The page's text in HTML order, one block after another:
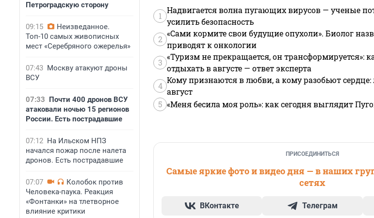
Петроградскую сторону
09:15
Неизведанное.
Топ-10 самых живописных
мест «Серебряного ожерелья»
07:43 Москву атакуют дроны
ВСУ
07:33 Почти 400 дронов ВСУ
атаковали ночью 15 регионов
России. Есть пострадавшие
07:12 На Ильском НПЗ
начался пожар после налета
дронов. Есть пострадавшие
07:07
Колобок против
Человека-паука. Реакция
«Фонтанки» на тлетворное
влияние критики
1
Надвигается волна пугающих вирусов — ученые
усилить безопасность
2
«Сами кормите свои будущие опухоли». Биолог
приводят к онкологии
3
«Туризм не прекращается, он трансформируется»:
отдыхать в августе — ответ эксперта
4
Кому признаются в любви, а кому разобьют
август
5 «Меня бесила моя роль»: как сегодня выглядит
ПРИСОЕДИНИТЬСЯ
Самые яркие фото и видео дня — в наших
сетях
ВКонтакте Телеграм